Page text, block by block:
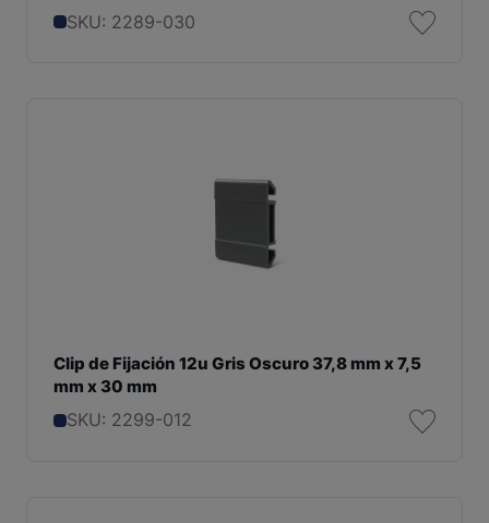
SKU: 2289-030
Clip de Fijación 12u Gris Oscuro 37,8 mm x 7,5
mm x 30 mm
SKU: 2299-012